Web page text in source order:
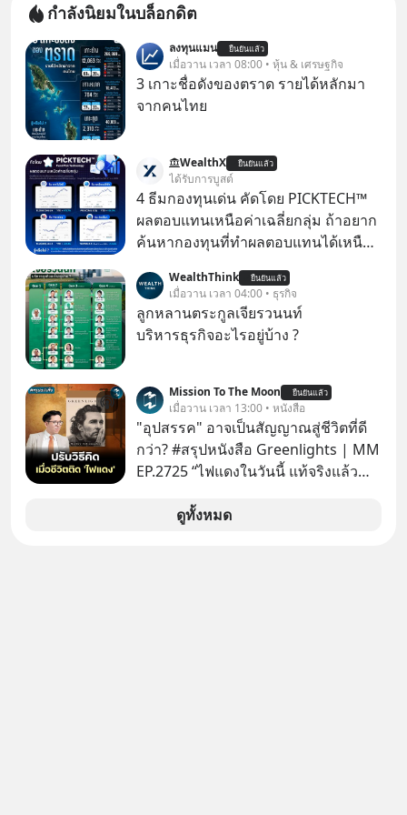
กำลังนิยมในบล็อกดิต
ลงทุนแมน ยืนยันแล้ว
เมื่อวาน เวลา 08:00 • หุ้น & เศรษฐกิจ
3 เกาะชื่อดังของตราด รายได้หลักมา
จากคนไทย
WealthX ยืนยันแล้ว
ได้รับการบูสต์
4 ธีมกองทุนเด่น คัดโดย PICKTECH™
ผลตอบแทนเหนือค่าเฉลี่ยกลุ่ม ถ้าอยาก
ค้นหากองทุนที่ทำผลตอบแทนได้เหนือ
ค้นหาข้อมูลและวิเคราะห์เองให้เสีย
เวลา แค่ใช้ PICKTECH™ บนแอป
WealthX ช่วยคัดกองทุนเด่นให้ได้
WealthThink ยืนยันแล้ว
เมื่อวาน เวลา 04:00 • ธุรกิจ
ลูกหลานตระกูลเจียรวนนท์
บริหารธุรกิจอะไรอยู่บ้าง ?
Mission To The Moon ยืนยันแล้ว
เมื่อวาน เวลา 13:00 • หนังสือ
"อุปสรรค" อาจเป็นสัญญาณสู่ชีวิตที่ดี
กว่า? #สรุปหนังสือ Greenlights | MM
EP.2725 “ไฟแดงในวันนี้ แท้จริงแล้ว
เปลี่ยนสี” McConaughey ดาราดาวรุ่ง
ดูทั้งหมด